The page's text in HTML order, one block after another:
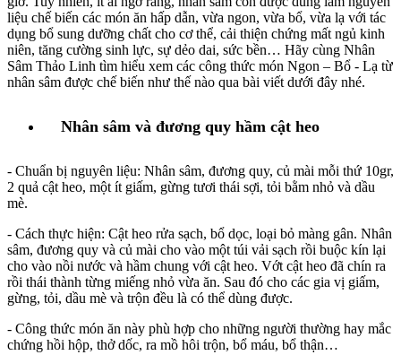
liệu chế biến các món ăn hấp dẫn, vừa ngon, vừa bổ, vừa lạ với tác
dụng bổ sung dưỡng chất cho cơ thể, cải thiện chứng mất ngủ kinh
niên, tăng cường sinh lực, sự dẻo dai, sức bền… Hãy cùng Nhân
Sâm Thảo Linh tìm hiểu xem các công thức món Ngon – Bổ - Lạ từ
nhân sâm được chế biến như thế nào qua bài viết dưới đây nhé.
Nhân sâm và đương quy hầm cật heo
- Chuẩn bị nguyên liệu: Nhân sâm, đương quy, củ mài mỗi thứ 10gr,
2 quả cật heo, một ít giấm, gừng tươi thái sợi, tỏi bằm nhỏ và dầu
mè.
- Cách thực hiện: Cật heo rửa sạch, bổ dọc, loại bỏ màng gân. Nhân
sâm, đương quy và củ mài cho vào một túi vải sạch rồi buộc kín lại
cho vào nồi nước và hầm chung với cật heo. Vớt cật heo đã chín ra
rồi thái thành từng miếng nhỏ vừa ăn. Sau đó cho các gia vị giấm,
gừng, tỏi, dầu mè và trộn đều là có thể dùng được.
- Công thức món ăn này phù hợp cho những người thường hay mắc
chứng hồi hộp, thở dốc, ra mồ hôi trộn, bổ máu, bổ thận…